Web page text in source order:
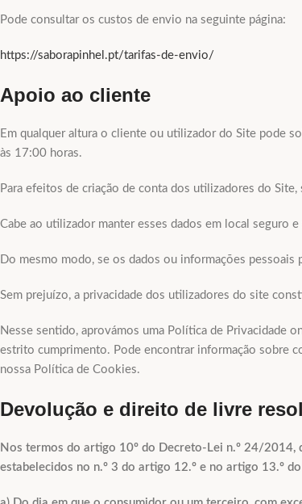
Pode consultar os custos de envio na seguinte página:
https://saborapinhel.pt/tarifas-de-envio/
Apoio ao cliente
Em qualquer altura o cliente ou utilizador do Site pode
às 17:00 horas.
Para efeitos de criação de conta dos utilizadores do
Cabe ao utilizador manter esses dados em local seguro
Do mesmo modo, se os dados ou informações
Sem prejuízo, a privacidade dos utilizadores do site
Nesse sentido, aprovámos uma Política de Privacidade
estrito cumprimento. Pode encontrar informação sobre
nossa Política de Cookies.
Devolução e direito de livre
Nos termos do artigo 10º do Decreto-Lei n.º 24/
estabelecidos no n.º 3 do artigo 12.º e no artigo 13.º